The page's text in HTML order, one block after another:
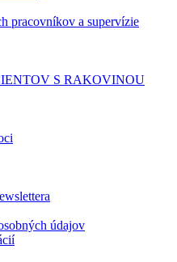
pracovníkov a supervízie
S RAKOVINOU
údajov